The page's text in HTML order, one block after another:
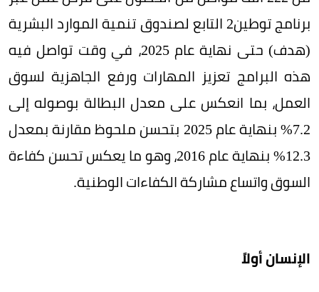
برنامج توطين2 التابع لصندوق تنمية الموارد البشرية
(هدف) حتى نهاية عام 2025، في وقت تواصل فيه
هذه البرامج تعزيز المهارات ورفع الجاهزية لسوق
العمل، بما انعكس على معدل البطالة بوصوله إلى
7.2% بنهاية عام 2025 بتحسن ملحوظ مقارنة بمعدل
12.3% بنهاية عام 2016، وهو ما يعكس تحسن كفاءة
السوق واتساع مشاركة الكفاءات الوطنية.
الإنسان أولاً